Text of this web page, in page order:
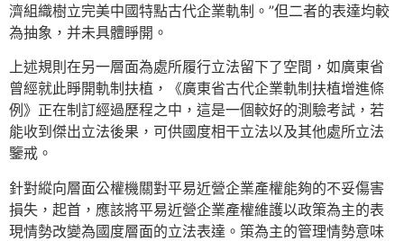
濟組織樹立完美中國特點古代企業軌制。”但二者的表達均較
為抽象，并未具體睜開。
上述規則在另一層面為處所履行立法留下了空間，如廣東省
曾經就此睜開軌制扶植，《廣東省古代企業軌制扶植增進條
例》正在制訂經過歷程之中，這是一個較好的測驗考試，若
能收到傑出立法後果，可供國度相干立法以及其他處所立法
鑒戒。
針對縱向層面公權機關對平易近營企業產權能夠的不妥傷害
損失，起首，應該將平易近營企業產權維護以政策為主的表
現情勢改變為國度層面的立法表達。策為主的管理情勢意味